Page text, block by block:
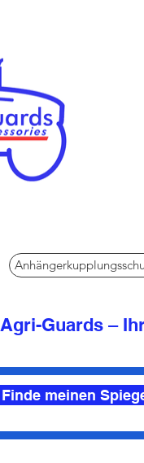
Agri-Guards –
Finde meinen